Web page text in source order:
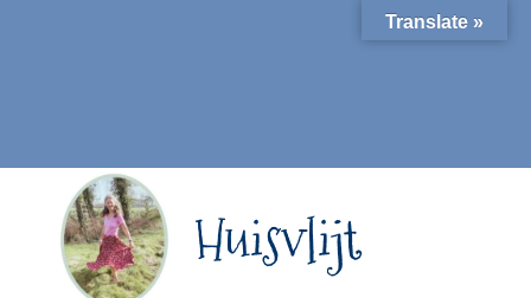
Huisvlijt
Translate »